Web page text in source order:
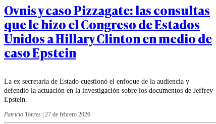
Ovnis y caso Pizzagate: las consultas
que le hizo el Congreso de Estados
Unidos a Hillary Clinton en medio de
caso Epstein
La ex secretaria de Estado cuestionó el enfoque de la audiencia y
defendió la actuación en la investigación sobre los documentos de Jeffrey
Epstein.
Patricio Torres 27 de febrero 2026